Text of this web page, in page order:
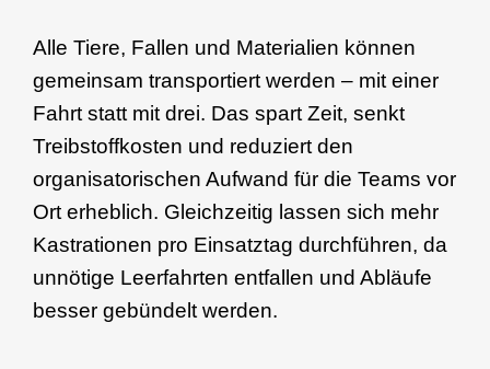
Alle Tiere, Fallen und Materialien können
gemeinsam transportiert werden – mit einer
Fahrt statt mit drei. Das spart Zeit, senkt
Treibstoffkosten und reduziert den
organisatorischen Aufwand für die Teams vor
Ort erheblich. Gleichzeitig lassen sich mehr
Kastrationen pro Einsatztag durchführen, da
unnötige Leerfahrten entfallen und Abläufe
besser gebündelt werden.